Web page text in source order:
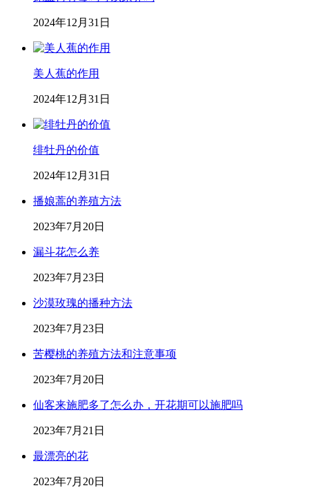
2024年12月31日
美人蕉的作用
2024年12月31日
绯牡丹的价值
2024年12月31日
播娘蒿的养殖方法
2023年7月20日
漏斗花怎么养
2023年7月23日
沙漠玫瑰的播种方法
2023年7月23日
苦樱桃的养殖方法和注意事项
2023年7月20日
仙客来施肥多了怎么办，开花期可以施肥吗
2023年7月21日
最漂亮的花
2023年7月20日